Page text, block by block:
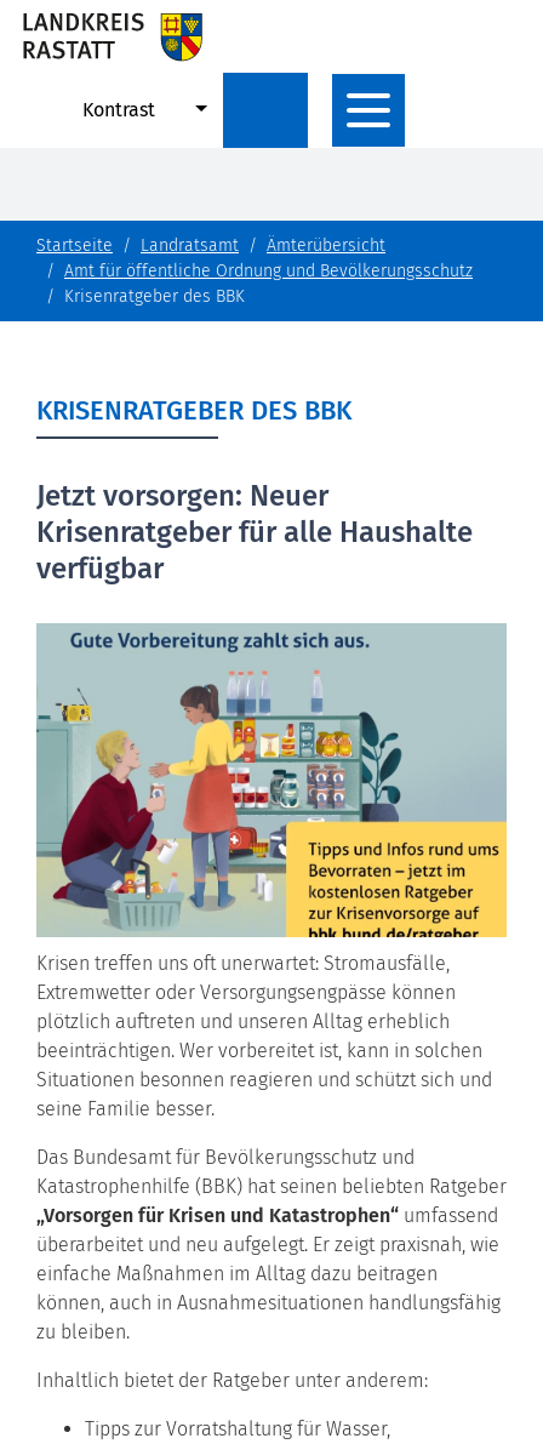
Kontrast
Startseite Landratsamt
Ämterübersicht
Amt für öffentliche Ordnung und Bevölkerungsschutz
Krisenratgeber des BBK
KRISENRATGEBER DES BBK
Jetzt vorsorgen: Neuer
Krisenratgeber für alle Haushalte
verfügbar
Krisen treffen uns oft unerwartet: Stromausfälle,
Extremwetter oder Versorgungsengpässe können
plötzlich auftreten und unseren Alltag erheblich
beeinträchtigen. Wer vorbereitet ist, kann in solchen
Situationen besonnen reagieren und schützt sich und
seine Familie besser.
Das Bundesamt für Bevölkerungsschutz und
Katastrophenhilfe (BBK) hat seinen beliebten Ratgeber
„Vorsorgen für Krisen und Katastrophen“ umfassend
überarbeitet und neu aufgelegt. Er zeigt praxisnah, wie
einfache Maßnahmen im Alltag dazu beitragen
können, auch in Ausnahmesituationen handlungsfähig
zu bleiben.
Inhaltlich bietet der Ratgeber unter anderem:
Tipps zur Vorratshaltung für Wasser,